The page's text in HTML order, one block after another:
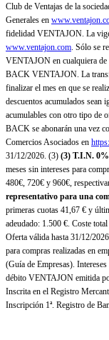
Club de Ventajas de la
Generales en
fidelidad VENTAJON. La
www.ventajon.com. Sólo se
VENTAJON en cualquiera
BACK VENTAJON. La
finalizar el mes en que se
descuentos acumulados
acumulables con otro tipo de
BACK se abonarán una vez
Comercios Asociados en
31/12/2026. (3) (3) T.I.N.
meses sin intereses para
480€, 720€ y 960€,
representativo para una
primeras cuotas 41,67 € y
adeudado: 1.500 €. Coste
Oferta válida hasta 31/12/
para compras realizadas en
(Guía de Empresas).
débito VENTAJON emitida
Inscrita en el Registro
Inscripción 1ª. Registro de